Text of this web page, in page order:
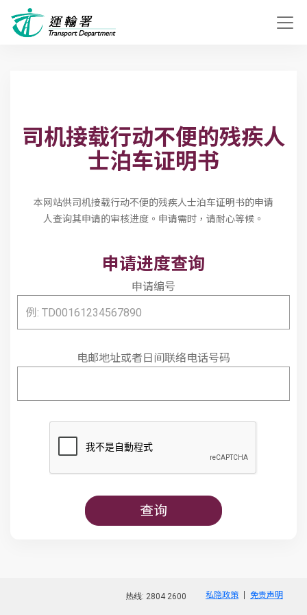
司机接载行动不便的残疾人
士泊车证明书
本网站供司机接载行动不便的残疾人士泊车证明书的申请
人查询其申请的审核进度。申请需时，请耐心等候。
申请进度查询
申请编号
电邮地址或者日间联络电话号码
查询
热线: 2804 2600 私隐政策 免责声明